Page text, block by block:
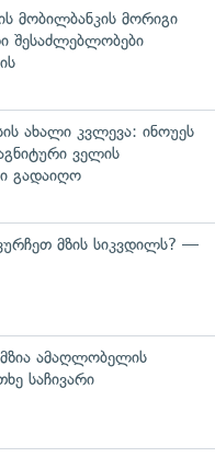
მობილბანკის მორიგი
შესაძლებლობები
ახალი კვლევა: ინოუეს
ველის
გადაიღო
მზის სიკვდილს? —
ამაღლობელის
საჩივარი